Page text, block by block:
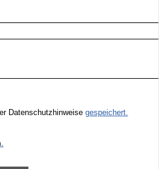
Datenschutzhinweise gespeichert.